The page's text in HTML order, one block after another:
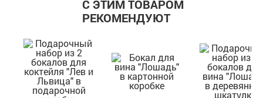
С ЭТИМ ТОВАРОМ
РЕКОМЕНДУЮТ